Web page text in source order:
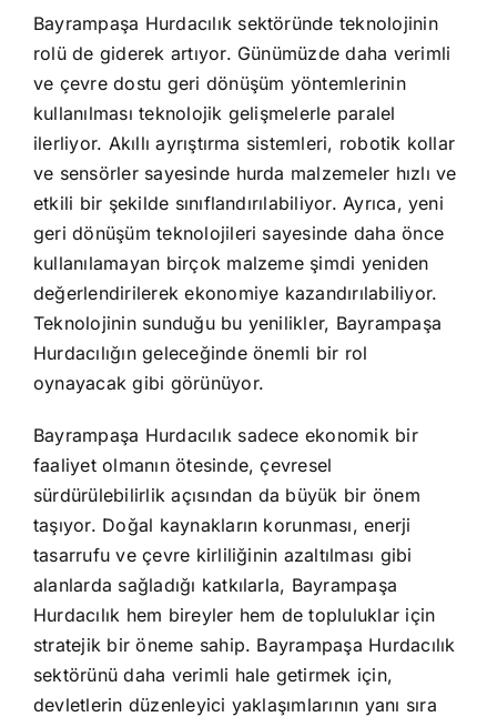
Bayrampaşa Hurdacılık sektöründe teknolojinin
rolü de giderek artıyor. Günümüzde daha verimli
ve çevre dostu geri dönüşüm yöntemlerinin
kullanılması teknolojik gelişmelerle paralel
ilerliyor. Akıllı ayrıştırma sistemleri, robotik kollar
ve sensörler sayesinde hurda malzemeler hızlı ve
etkili bir şekilde sınıflandırılabiliyor. Ayrıca, yeni
geri dönüşüm teknolojileri sayesinde daha önce
kullanılamayan birçok malzeme şimdi yeniden
değerlendirilerek ekonomiye kazandırılabiliyor.
Teknolojinin sunduğu bu yenilikler, Bayrampaşa
Hurdacılığın geleceğinde önemli bir rol
oynayacak gibi görünüyor.
Bayrampaşa Hurdacılık sadece ekonomik bir
faaliyet olmanın ötesinde, çevresel
sürdürülebilirlik açısından da büyük bir önem
taşıyor. Doğal kaynakların korunması, enerji
tasarrufu ve çevre kirliliğinin azaltılması gibi
alanlarda sağladığı katkılarla, Bayrampaşa
Hurdacılık hem bireyler hem de topluluklar için
stratejik bir öneme sahip. Bayrampaşa Hurdacılık
sektörünü daha verimli hale getirmek için,
devletlerin düzenleyici yaklaşımlarının yanı sıra